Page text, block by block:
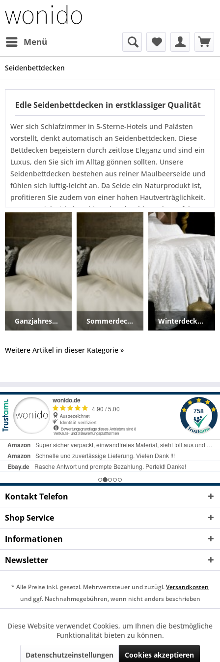
Menü
Seidenbettdecken
Edle Seidenbettdecken in erstklassiger Qualität
Wer sich Schlafzimmer in 5-Sterne-Hotels und Palästen
vorstellt, denkt automatisch an Seidenbettdecken. Diese
Bettdecken begeistern durch zeitlose Eleganz und sind ein
Luxus, den Sie sich im Alltag gönnen sollten. Unsere
Seidenbettdecken bestehen aus reiner Maulbeerseide und
fühlen sich luftig-leicht an. Da Seide ein Naturprodukt ist,
profitieren Sie zudem von einer hohen Hautverträglichkeit.
Das Material wirkt beruhigend und wohltuend - perfekt,
wenn maximaler Schlafkomfort und schlichte Eleganz für
Sie an erster Stelle stehen.
Ganzjahresdecken Sommerdecken Winterdecken
Weitere Artikel in dieser Kategorie »
Kontakt Telefon
Shop Service
Informationen
Newsletter
* Alle Preise inkl. gesetzl. Mehrwertsteuer und zuzügl.Versandkosten
und ggf. Nachnahmegebühren, wenn nicht anders beschrieben
Hilfe / Support
Kontakt
Versand und Zahlung
Datenschutz
Impressum AGB
Batteriehinweise
Funktionale Aktiv
Marketing Aktiv
Diese Website verwendet Cookies, um Ihnen die bestmögliche
Funktionalität bieten zu können.
Datenschutzeinstellungen Cookies akzeptieren